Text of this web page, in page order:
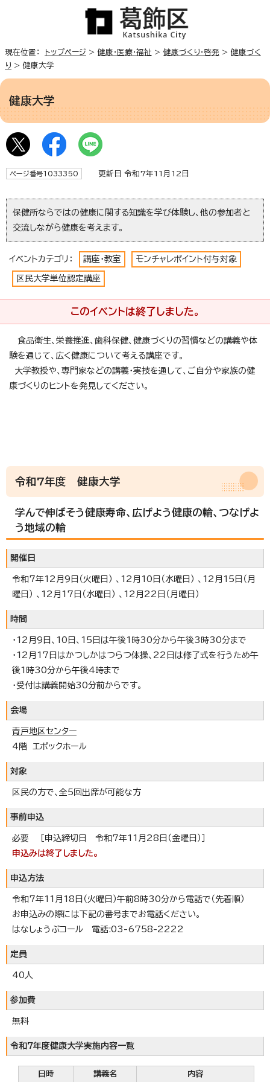
現在位置： トップページ > 健康・医療・福祉 > 健康づくり・啓発 > 健康づく
り > 健康大学
健康大学
ページ番号1033350 更新日 令和7年11月12日
保健所ならではの健康に関する知識を学び体験し、他の参加者と
交流しながら健康を考えます。
イベントカテゴリ： 講座・教室 モンチャレポイント付与対象
区民大学単位認定講座
このイベントは終了しました。
食品衛生、栄養推進、歯科保健、健康づくりの習慣などの講義や体
験を通じて、広く健康について考える講座です。
大学教授や、専門家などの講義・実技を通して、ご自分や家族の健
康づくりのヒントを発見してください。
令和7年度 健康大学
学んで伸ばそう健康寿命、広げよう健康の輪、つなげよ
う地域の輪
開催日
令和7年12月9日（火曜日） 、12月10日（水曜日） 、12月15日（月
曜日） 、12月17日（水曜日） 、12月22日（月曜日）
時間
・12月9日、10日、15日は午後1時30分から午後3時30分まで
・12月17日はかつしかはつらつ体操、22日は修了式を行うため午
後1時30分から午後4時まで
・受付は講義開始30分前からです。
会場
青戸地区センター
4階 エポックホール
対象
区民の方で、全5回出席が可能な方
事前申込
必要 ［申込締切日 令和7年11月28日（金曜日）］
申込みは終了しました。
申込方法
令和7年11月18日（火曜日）午前8時30分から電話で（先着順）
お申込みの際には下記の番号までお電話ください。
はなしょうぶコール 電話:03-6758-2222
定員
40人
参加費
無料
令和7年度健康大学実施内容一覧
日時 講義名 内容